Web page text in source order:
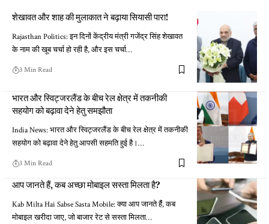
शेखावत और शाह की मुलाकात ने बढ़ाया सियासी पारा!
Rajasthan Politics: इन दिनों केंद्रीय मंत्री गजेंद्र सिंह शेखावत
के नाम की खूब चर्चा हो रही है, और इस चर्चा…
3 Min Read
भारत और स्विट्जरलैंड के बीच रेल क्षेत्र में तकनीकी
सहयोग को बढ़ावा देने हेतु समझौता
India News: भारत और स्विट्जरलैंड के बीच रेल क्षेत्र में तकनीकी
सहयोग को बढ़ावा देने हेतु आपसी सहमति हुई है।…
3 Min Read
आप जानते हैं, कब अच्छा मोबाइल सस्ता मिलता है?
Kab Milta Hai Sabse Sasta Mobile: क्या आप जानते हैंं, कब
मोबाइल खरीदा जाए, जो बाजार रेट से सस्ता मिलता…